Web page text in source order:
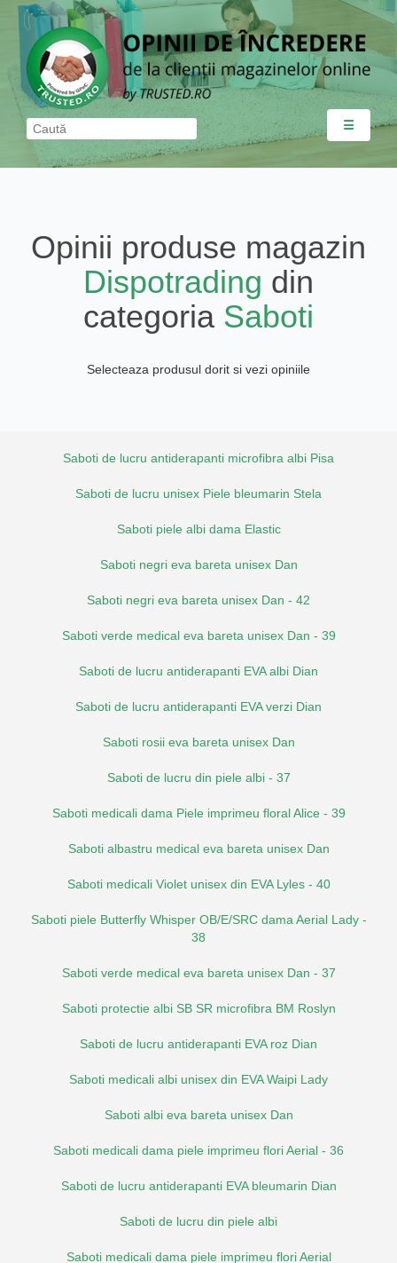
☰
Opinii produse magazin
Dispotrading din
categoria Saboti
Selecteaza produsul dorit si vezi opiniile
Saboti de lucru antiderapanti microfibra albi Pisa
Saboti de lucru unisex Piele bleumarin Stela
Saboti piele albi dama Elastic
Saboti negri eva bareta unisex Dan
Saboti negri eva bareta unisex Dan - 42
Saboti verde medical eva bareta unisex Dan - 39
Saboti de lucru antiderapanti EVA albi Dian
Saboti de lucru antiderapanti EVA verzi Dian
Saboti rosii eva bareta unisex Dan
Saboti de lucru din piele albi - 37
Saboti medicali dama Piele imprimeu floral Alice - 39
Saboti albastru medical eva bareta unisex Dan
Saboti medicali Violet unisex din EVA Lyles - 40
Saboti piele Butterfly Whisper OB/E/SRC dama Aerial Lady -
38
Saboti verde medical eva bareta unisex Dan - 37
Saboti protectie albi SB SR microfibra BM Roslyn
Saboti de lucru antiderapanti EVA roz Dian
Saboti medicali albi unisex din EVA Waipi Lady
Saboti albi eva bareta unisex Dan
Saboti medicali dama piele imprimeu flori Aerial - 36
Saboti de lucru antiderapanti EVA bleumarin Dian
Saboti de lucru din piele albi
Saboti medicali dama piele imprimeu flori Aerial